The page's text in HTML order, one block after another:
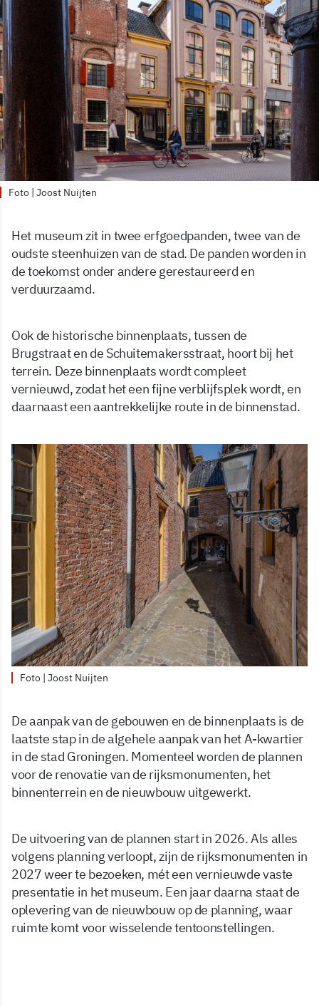
Foto | Joost Nuijten
Het museum zit in twee erfgoedpanden, twee van de
oudste steenhuizen van de stad. De panden worden in
de toekomst onder andere gerestaureerd en
verduurzaamd.
Ook de historische binnenplaats, tussen de
Brugstraat en de Schuitemakersstraat, hoort bij het
terrein. Deze binnenplaats wordt compleet
vernieuwd, zodat het een fijne verblijfsplek wordt, en
daarnaast een aantrekkelijke route in de binnenstad.
Foto | Joost Nuijten
De aanpak van de gebouwen en de binnenplaats is de
laatste stap in de algehele aanpak van het A-kwartier
in de stad Groningen. Momenteel worden de plannen
voor de renovatie van de rijksmonumenten, het
binnenterrein en de nieuwbouw uitgewerkt.
De uitvoering van de plannen start in 2026. Als alles
volgens planning verloopt, zijn de rijksmonumenten in
2027 weer te bezoeken, mét een vernieuwde vaste
presentatie in het museum. Een jaar daarna staat de
oplevering van de nieuwbouw op de planning, waar
ruimte komt voor wisselende tentoonstellingen.